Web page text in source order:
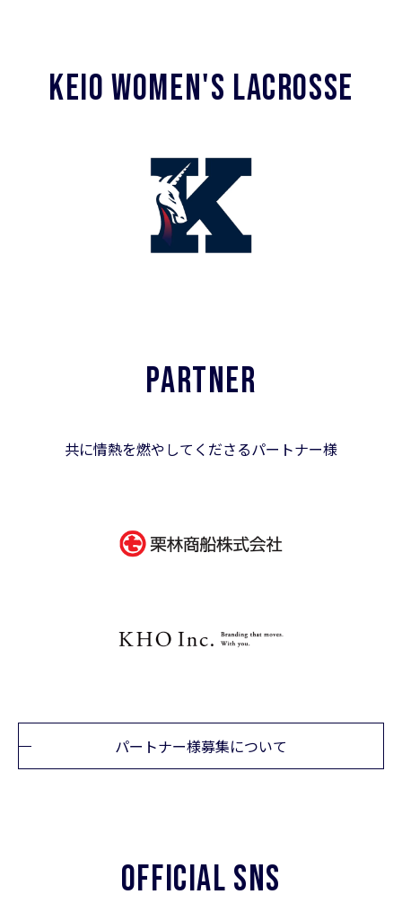
KEIO WOMEN'S LACROSSE
PARTNER
共に情熱を燃やしてくださるパートナー様
パートナー様募集について
OFFICIAL SNS